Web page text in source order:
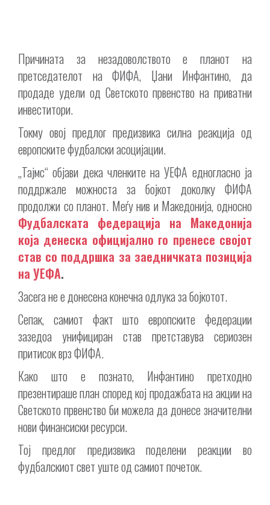
Причината за незадоволството е планот на
претседателот на ФИФА, Џани Инфантино, да
продаде удели од Светското првенство на приватни
инвеститори.
Токму овој предлог предизвика силна реакција од
европските фудбалски асоцијации.
„Тајмс“ објави дека членките на УЕФА едногласно ја
поддржале можноста за бојкот доколку ФИФА
продолжи со планот. Меѓу нив и Македонија, односно
Фудбалската федерација на Македонија
која денеска официјално го пренесе својот
став со поддршка за заедничката позиција
на УЕФА.
Засега не е донесена конечна одлука за бојкотот.
Сепак, самиот факт што европските федерации
зазедоа унифициран став претставува сериозен
притисок врз ФИФА.
Како што е познато, Инфантино претходно
презентираше план според кој продажбата на акции на
Светското првенство би можела да донесе значителни
нови финансиски ресурси.
Тој предлог предизвика поделени реакции во
фудбалскиот свет уште од самиот почеток.